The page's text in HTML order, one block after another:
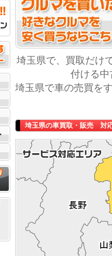
埼玉県で、買取だけ
付ける
埼玉県で車の売買を
埼玉県の車買取・販売 対